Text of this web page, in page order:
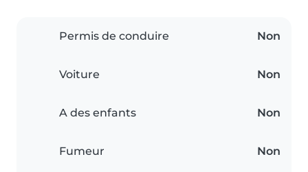
Permis de conduire Non
Voiture Non
A des enfants Non
Fumeur Non